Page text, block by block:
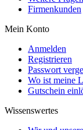
Firmenkunden
Mein Konto
Anmelden
Registrieren
Passwort
Wo ist meine
Gutschein
Wissenswertes